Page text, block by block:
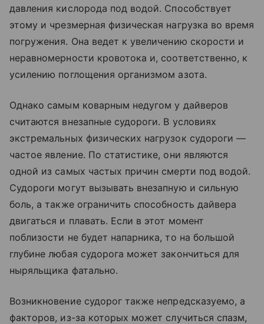
давления кислорода под водой. Способствует
этому и чрезмерная физическая нагрузка во время
погружения. Она ведет к увеличению скорости и
неравномерности кровотока и, соответственно, к
усилению поглощения организмом азота.
Однако самым коварным недугом у дайверов
считаются внезапные судороги. В условиях
экстремальных физических нагрузок судороги —
частое явление. По статистике, они являются
одной из самых частых причин смерти под водой.
Судороги могут вызывать внезапную и сильную
боль, а также ограничить способность дайвера
двигаться и плавать. Если в этот момент
поблизости не будет напарника, то на большой
глубине любая судорога может закончиться для
ныряльщика фатально.
Возникновение судорог также непредсказуемо, а
факторов, из-за которых может случиться спазм,